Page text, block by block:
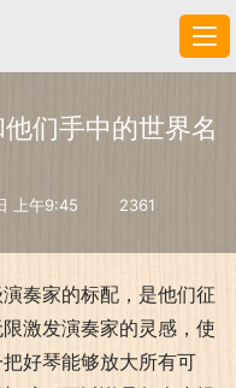
们手中的世界名
上午9:45 2361
奏家的标配，是他们征
激发演奏家的灵感，使
好琴能够放大所有可